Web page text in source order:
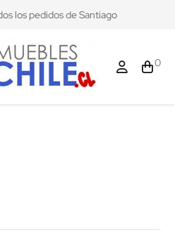
los pedidos de Santiago
0